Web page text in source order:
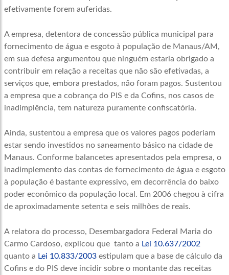
efetivamente forem auferidas.
A empresa, detentora de concessão pública municipal para
fornecimento de água e esgoto à população de Manaus/AM,
em sua defesa argumentou que ninguém estaria obrigado a
contribuir em relação a receitas que não são efetivadas, a
serviços que, embora prestados, não foram pagos. Sustentou
a empresa que a cobrança do PIS e da Cofins, nos casos de
inadimplência, tem natureza puramente confiscatória.
Ainda, sustentou a empresa que os valores pagos poderiam
estar sendo investidos no saneamento básico na cidade de
Manaus. Conforme balancetes apresentados pela empresa, o
inadimplemento das contas de fornecimento de água e esgoto
à população é bastante expressivo, em decorrência do baixo
poder econômico da população local. Em 2006 chegou à cifra
de aproximadamente setenta e seis milhões de reais.
A relatora do processo, Desembargadora Federal Maria do
Carmo Cardoso, explicou que tanto a Lei 10.637/2002
quanto a Lei 10.833/2003estipulam que a base de cálculo da
Cofins e do PIS deve incidir sobre o montante das receitas